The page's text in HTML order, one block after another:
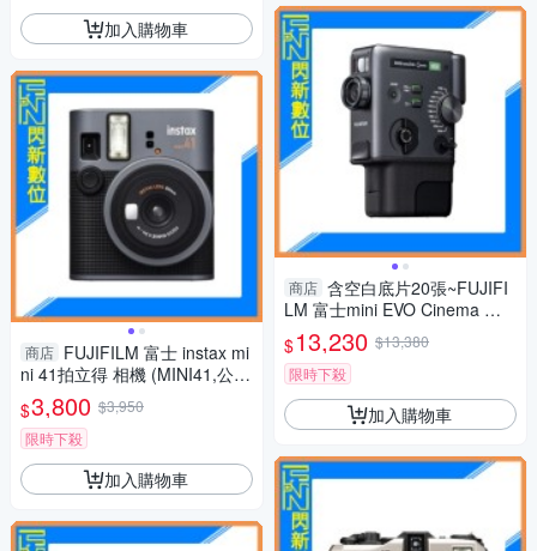
加入購物車
商店 FUJIFILM 富士 instax mi
ni 41拍立得 相機 (MINI41,公司
貨)含空白底片20張
$3,800 $3,950
限時下殺
加入購物車
商店 含空白底片20張~FUJIFI
LM 富士mini EVO Cinema 三
合一 拍立得 拍照/影片/列印(公
司貨)
$13,230 $13,380
限時下殺
加入購物車